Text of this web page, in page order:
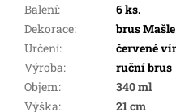
Balení:
6 ks.
Dekorace:
brus Mašle
Určení:
červené
Výroba:
ruční brus
Objem:
340 ml
Výška:
21 cm